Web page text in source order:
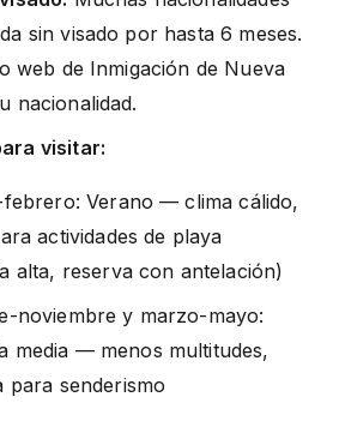
sin visado por hasta 6 meses.
web de Inmigación de Nueva
nacionalidad.
visitar:
febrero: Verano — clima cálido,
actividades de playa
alta, reserva con antelación)
noviembre y marzo-mayo:
media — menos multitudes,
para senderismo